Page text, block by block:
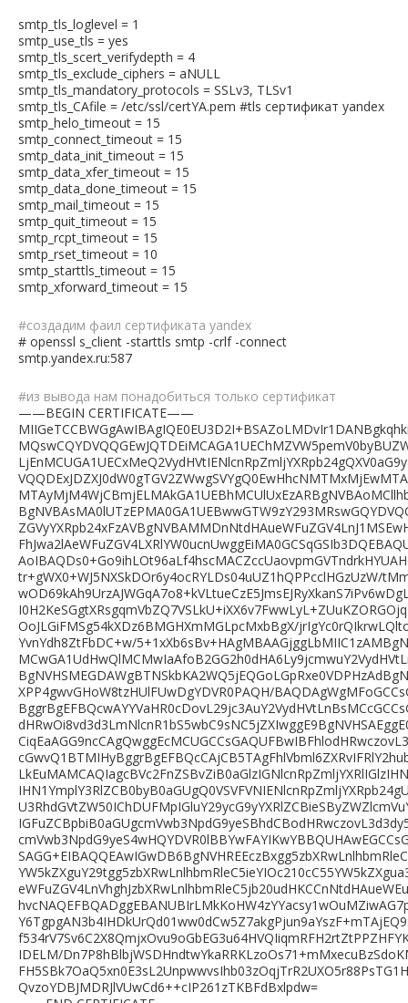
smtp_tls_loglevel = 1
smtp_use_tls = yes
smtp_tls_scert_verifydepth = 4
smtp_tls_exclude_ciphers = aNULL
smtp_tls_mandatory_protocols = SSLv3, TLSv1
smtp_tls_CAfile = /etc/ssl/certYA.pem #tls сертификат yandex
smtp_helo_timeout = 15
smtp_connect_timeout = 15
smtp_data_init_timeout = 15
smtp_data_xfer_timeout = 15
smtp_data_done_timeout = 15
smtp_mail_timeout = 15
smtp_quit_timeout = 15
smtp_rcpt_timeout = 15
smtp_rset_timeout = 10
smtp_starttls_timeout = 15
smtp_xforward_timeout = 15
#создадим фаил сертификата yandex
# openssl s_client -starttls smtp -crlf -connect
smtp.yandex.ru:587
#из вывода нам понадобиться только сертификат
——BEGIN CERTIFICATE——
tr+gWX0+WJ5NXSkDOr6y4ocRYLDs04uUZ1hQPPcclHGzUzW/
OoJLGiFMSg54kXDz6BMGHXmMGLpcMxbBgX/
YvnYdh8ZtFbDC+w/
XPP4gwvGHoW8tzHUlFUwDgYDVR0PAQH/
IDELM/
QvzoYDBJMDRJlVUwCd6++cIP261zTKBFdBxlpdw=